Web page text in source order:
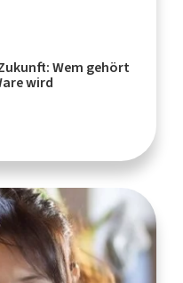
Wem gehört
wird